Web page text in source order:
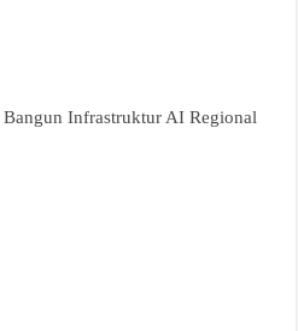
Infrastruktur AI Regional